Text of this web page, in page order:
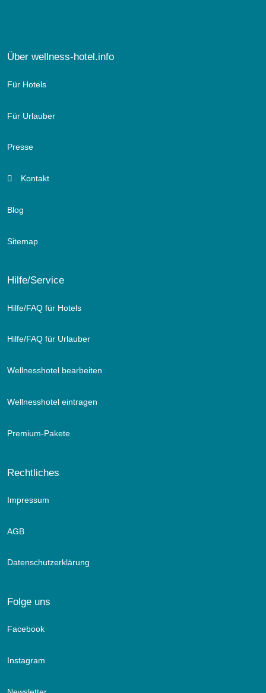
Über wellness-hotel.info
Für Hotels
Für Urlauber
Presse
Kontakt
Blog
Sitemap
Hilfe/Service
Hilfe/FAQ für Hotels
Hilfe/FAQ für Urlauber
Wellnesshotel bearbeiten
Wellnesshotel eintragen
Premium-Pakete
Rechtliches
Impressum
AGB
Datenschutzerklärung
Folge uns
Facebook
Instagram